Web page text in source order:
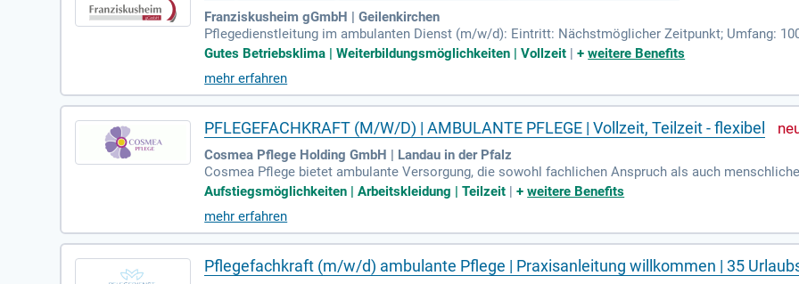
Franziskusheim gGmbH | Geilenkirchen
Pflegedienstleitung im ambulanten Dienst (m/w/d): Eintritt: Nächstmöglicher Zeitpunkt; Umfang:
r Pflegedienst.
Gutes Betriebsklima | Weiterbildungsmöglichkeiten | Vollzeit |+weitere Benefits
mehr erfahren
PFLEGEFACHKRAFT (M/W/D) | AMBULANTE PFLEGE | Vollzeit, Teilzeit - flexibel
Cosmea Pflege Holding GmbH | Landau in der Pfalz
Cosmea Pflege bietet ambulante Versorgung, die sowohl fachlichen Anspruch als auch
t:innen selbstbestimmt und gut zu Hause leben können. Wir setzen uns dafür ein, dass
hnt. Unsere sogenannten "sympathischen Klient:innen" garantieren individuelle Betreuung und
einem unterstützenden Team fördern wir Wissensaustausch und gegenseitige Unterstützung, um
Aufstiegsmöglichkeiten | Arbeitskleidung | Teilzeit |+weitere Benefits
mehr erfahren
Pflegefachkraft (m/w/d) ambulante Pflege | Praxisanleitung willkommen | 35